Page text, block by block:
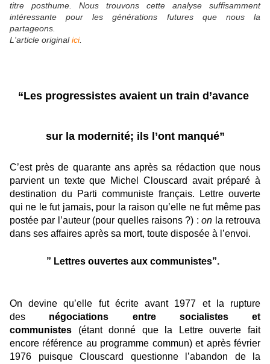
titre posthume. Nous trouvons cette analyse suffisamment
intéressante pour les générations futures que nous la
partageons.
L'article originalici.
“Les progressistes avaient un train d’avance
sur la modernité; ils l’ont manqué”
C’est près de quarante ans après sa rédaction que nous
parvient un texte que Michel Clouscard avait préparé à
destination du Parti communiste français. Lettre ouverte
qui ne le fut jamais, pour la raison qu’elle ne fut même pas
postée par l’auteur (pour quelles raisons ?) : on la retrouva
dans ses affaires après sa mort, toute disposée à l’envoi.
” Lettres ouvertes aux communistes”.
On devine qu’elle fut écrite avant 1977 et la rupture
des
négociations entre socialistes et
communistes
(étant donné que la Lettre ouverte fait
encore référence au programme commun) et après février
1976 puisque Clouscard questionne l’abandon de la